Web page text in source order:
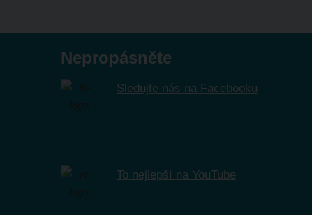
Nepropásněte
Sledujte nás na Facebooku
To nejlepší na YouTube